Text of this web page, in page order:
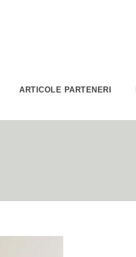
ARTICOLE PARTENERI